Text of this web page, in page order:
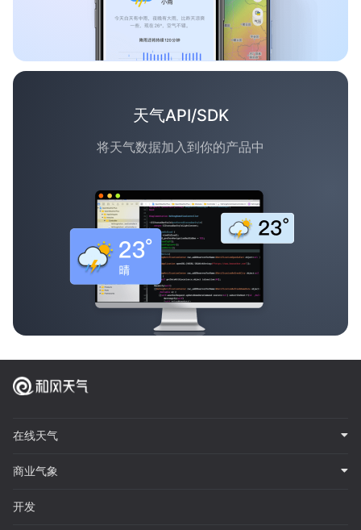
天气API/SDK
将天气数据加入到你的产品中
在线天气
商业气象
开发